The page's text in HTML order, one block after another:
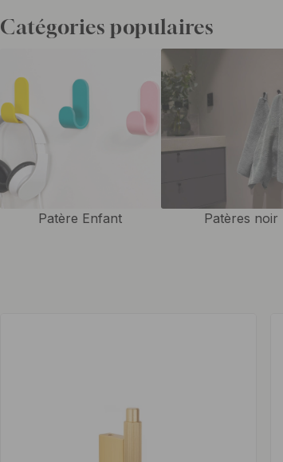
Les patères ont plusieurs utilisations différentes et
aux endroits où l'on souhaite se détendre. Le hall est
c'est là que nous voulons tout accrocher, des
sacs. La salle de bain et la cuisine sont également
le relief et le rangement. Nos patères autocollants
n'avez pas besoin de percer de trous dans le
serviettes. Dans la chambre des enfants et dans la
possibilité de nous nettoyer et de nous pendre
pouvez également créer votre propre bande de
façon simple et amusante d’embellir l’intérieur de la
Catégories populaires
Patère Enfant Patères noir